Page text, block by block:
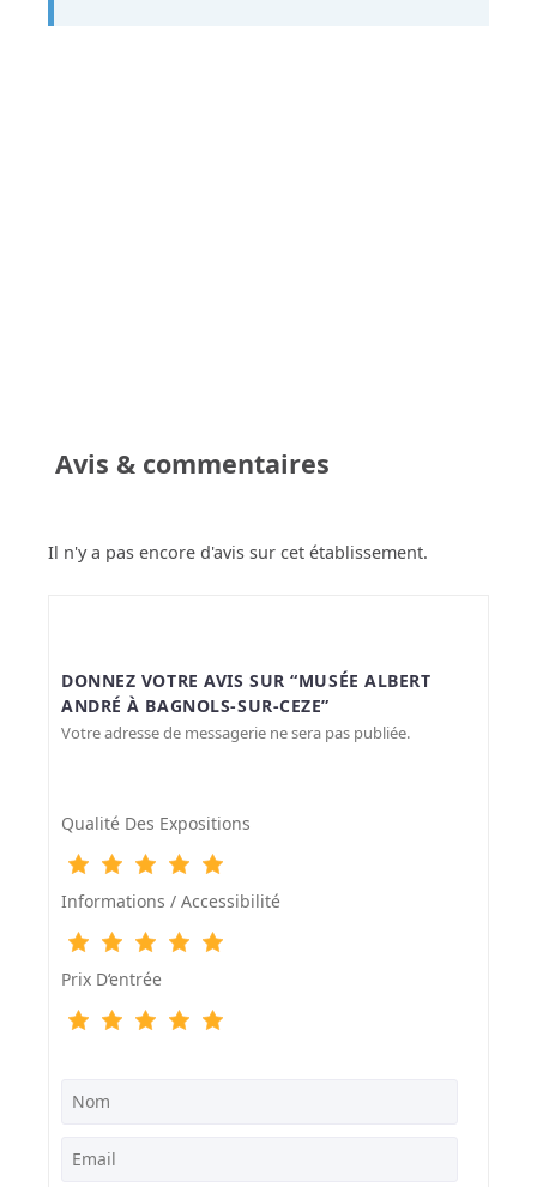
Avis & commentaires
Il n'y a pas encore d'avis sur cet établissement.
DONNEZ VOTRE AVIS SUR “MUSÉE ALBERT
ANDRÉ À BAGNOLS-SUR-CEZE”
Votre adresse de messagerie ne sera pas publiée.
Qualité Des Expositions
Informations / Accessibilité
Prix D‘entrée